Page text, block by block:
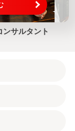
サルタント